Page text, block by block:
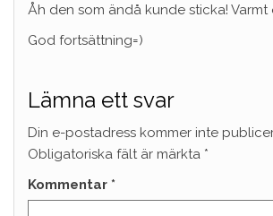
Åh den som ändå kunde sticka! Varmt
God fortsättning=)
Lämna ett svar
Din e-postadress kommer inte
Obligatoriska fält är märkta *
Kommentar *